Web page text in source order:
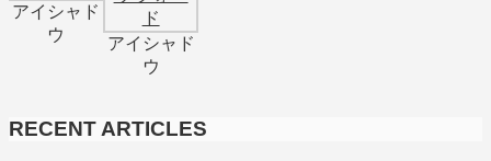
アイシャド
ウ
アイシャド
ウ
RECENT ARTICLES